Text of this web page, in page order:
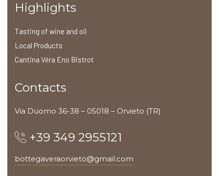
Highlights
Tasting of wine and oil
Local Products
Cantina Véra Eno Bistrot
Contacts
Via Duomo 36-38 – 05018 – Orvieto (TR)
+39 349 2955121
bottegaveraorvieto@gmail.com